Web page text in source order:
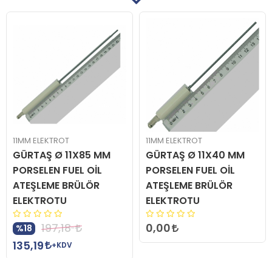
11MM ELEKTROT
GÜRTAŞ Ø 11X85 MM
PORSELEN FUEL OİL
ATEŞLEME BRÜLÖR
ELEKTROTU
%18
197,18
135,19
+KDV
11MM ELEKTROT
GÜRTAŞ Ø 11X40 MM
PORSELEN FUEL OİL
ATEŞLEME BRÜLÖR
ELEKTROTU
0,00